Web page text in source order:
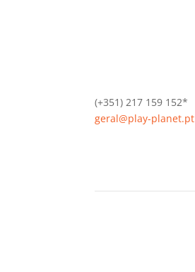
(+351) 217 159 152*
geral@play-planet.pt